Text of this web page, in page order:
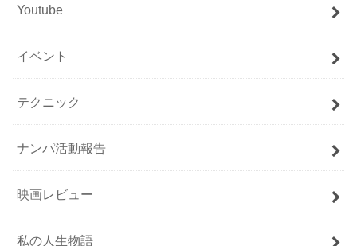
Youtube
イベント
テクニック
ナンパ活動報告
映画レビュー
私の人生物語